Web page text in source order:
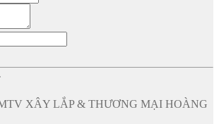
XÂY LẮP & THƯƠNG MẠI HOÀNG